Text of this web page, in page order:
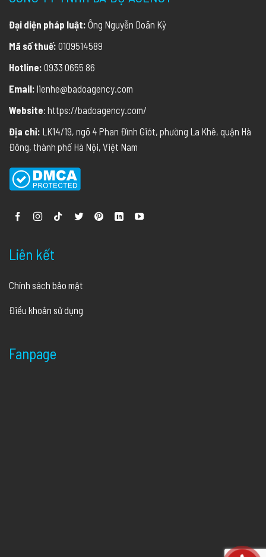
Đại diện pháp luật: Ông Nguyễn Doãn Kỷ
Mã số thuế: 0109514589
Hotline: 0933 0655 86
Email: lienhe@badoagency.com
Website: https://badoagency.com/
Địa chỉ: LK14/19, ngõ 4 Phan Đình Giót, phường La Khê, quận Hà
Đông, thành phố Hà Nội, Việt Nam
Liên kết
Chính sách bảo mật
Điều khoản sử dụng
Fanpage